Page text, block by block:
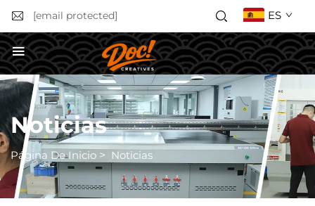
[email protected] ES
Obtener un presupuesto
Noticias
Página De Inicio > Noticias